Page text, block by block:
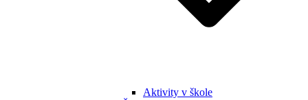
Aktivity v škole